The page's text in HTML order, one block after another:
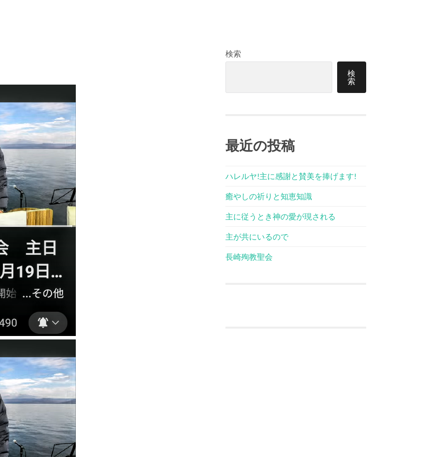
検索
検
索
最近の投稿
ハレルヤ!主に感謝と賛美を捧げます!
癒やしの祈りと知恵知識
主に従うとき神の愛が現される
主が共にいるので
長崎殉教聖会